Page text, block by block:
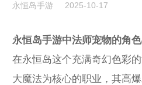
永恒岛手游 2025-10-17
永恒岛手游中法师宠物的角
在永恒岛这个充满奇幻色彩
大魔法为核心的职业，其高